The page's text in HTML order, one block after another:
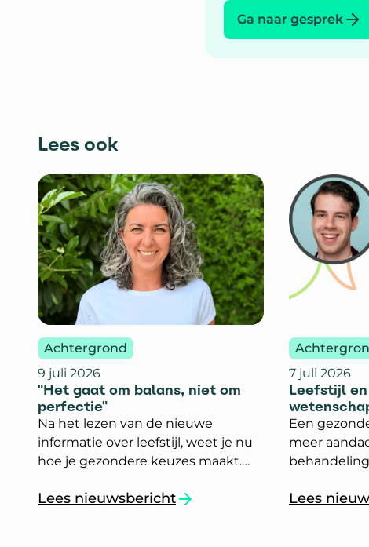
Ga naar gesprek
Lees ook
Achtergrond
9 juli 2026
"Het gaat om balans, niet om
perfectie"
Na het lezen van de nieuwe
informatie over leefstijl, weet je nu
hoe je gezondere keuzes maakt.
gewoontes vol? En wat doe je als
Lees nieuwsbericht
`"Het gaat om balans, niet om perfectie"`
7 juli 2026
Leefstijl
Een
meer
Karin van
Lees
`Leefstijl